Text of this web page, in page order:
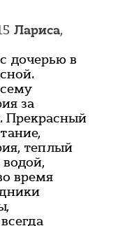
Лариса,
дочерью в
за
Прекрасный
теплый
время